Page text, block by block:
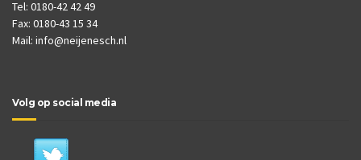
Tel: 0180-42 42 49
Fax: 0180-43 15 34
Mail: info@neijenesch.nl
Volg op social media